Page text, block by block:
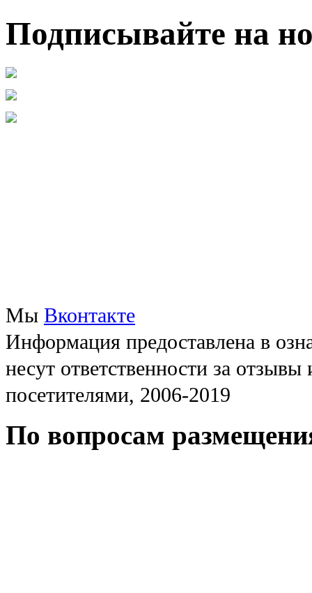
Подписывайте на
Мы Вконтакте
Информация предоставлена в
несут ответственности за
посетителями, 2006-2019
По вопросам